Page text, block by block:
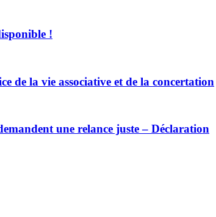
!
de la vie associative et de la concertation
une relance juste – Déclaration